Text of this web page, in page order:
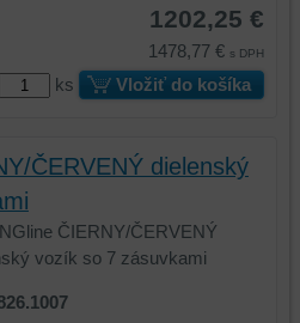
1202,25 €
1478,77 € s DPH
ks Vložiť do košíka
ČERVENÝ dielenský
ČIERNY/ČERVENÝ
vozík so 7 zásuvkami